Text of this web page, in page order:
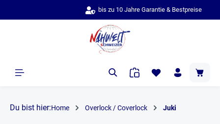
bis zu 10 Jahre Garantie & Bestpreise
Du bist hier:Home Overlock / Coverlock Juki